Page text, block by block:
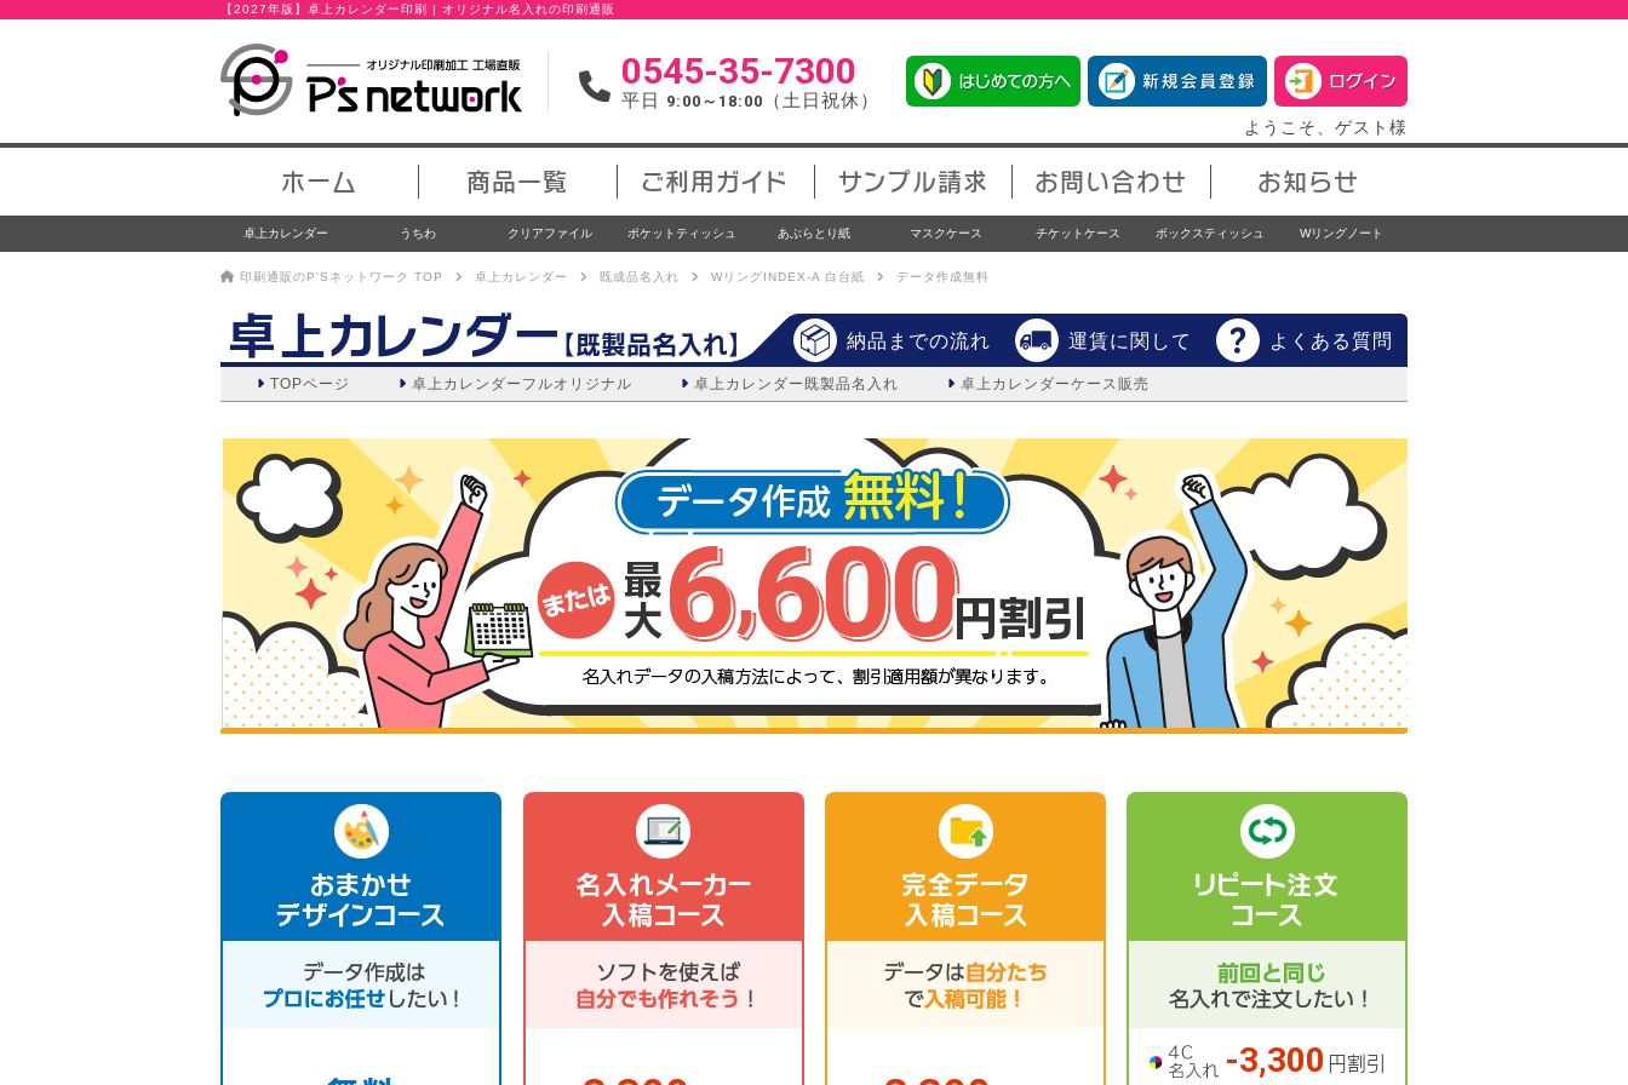
卓上カレンダー うちわ クリアファイル ポケットティッシュ あぶらとり紙 マスクケース チケットケース ボックスティッシュ Wリングノート
【2027年版】卓上カレンダー印刷 | オリジナル名入れの印刷通販
0545-35-7300
平日 9:00～18:00 （土日祝休）
ようこそ、ゲスト様
ホーム 商品一覧 ご利用ガイド サンプル請求 お問い合わせ お知らせ
印刷通販のP'Sネットワーク TOP 卓上カレンダー 既成品名入れ WリングINDEX-A 白台紙 データ作成無料
卓上カレンダー 【既製品名入れ】 納品までの流れ 運賃に関して よくある質問
TOPページ 卓上カレンダー フルオリジナル 卓上カレンダー 既製品名入れ 卓上カレンダーケース販売
おまかせ
デザインコース
名入れメーカー
入稿コース
完全データ
入稿コース
リピート注文
コース
-3,300 円割引